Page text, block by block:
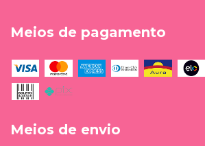
Meios de pagamento
Meios de envio